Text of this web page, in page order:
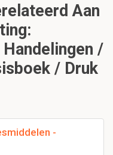
Aan
/
/ Druk
-